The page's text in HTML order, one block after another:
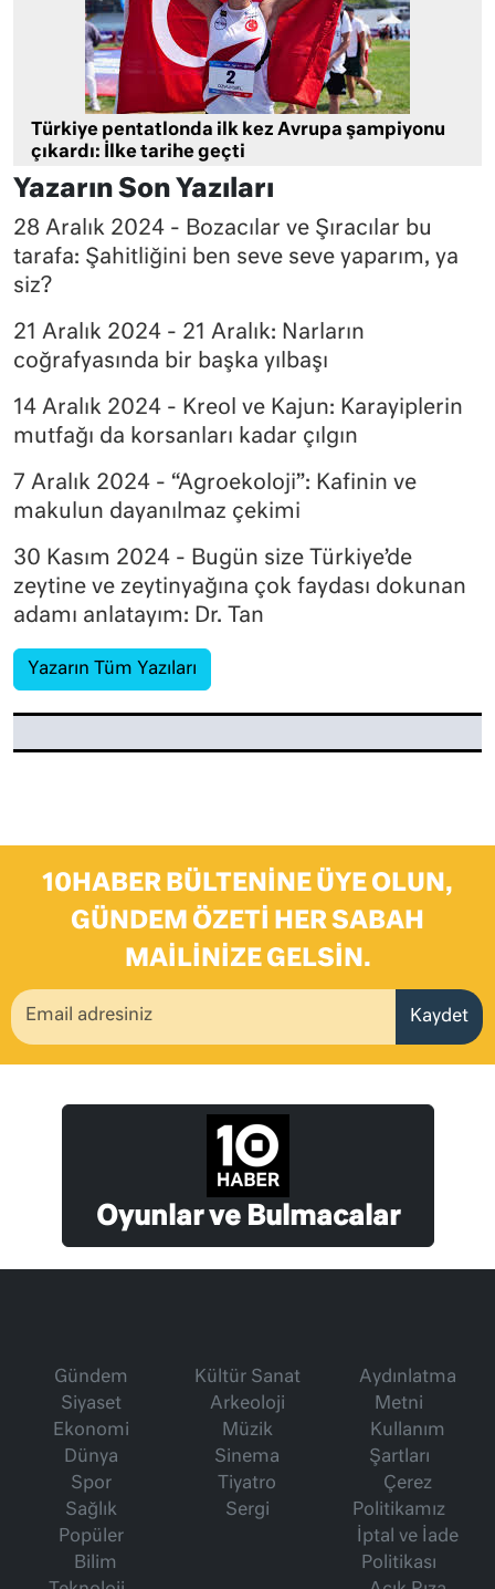
Türkiye pentatlonda ilk kez Avrupa şampiyonu
çıkardı: İlke tarihe geçti
Yazarın Son Yazıları
28 Aralık 2024 - Bozacılar ve Şıracılar bu
tarafa: Şahitliğini ben seve seve yaparım, ya
siz?
21 Aralık 2024 - 21 Aralık: Narların
coğrafyasında bir başka yılbaşı
14 Aralık 2024 - Kreol ve Kajun: Karayiplerin
mutfağı da korsanları kadar çılgın
7 Aralık 2024 - “Agroekoloji”: Kafinin ve
makulun dayanılmaz çekimi
30 Kasım 2024 - Bugün size Türkiye’de
zeytine ve zeytinyağına çok faydası dokunan
adamı anlatayım: Dr. Tan
Yazarın Tüm Yazıları
10HABER BÜLTENINE ÜYE OLUN,
GÜNDEM ÖZETI HER SABAH
MAILINIZE GELSIN.
Kaydet
Oyunlar ve Bulmacalar
Gündem
Siyaset
Ekonomi
Dünya
Spor
Sağlık
Popüler
Bilim
Kültür Sanat
Arkeoloji
Müzik
Sinema
Tiyatro
Sergi
Aydınlatma
Metni
Kullanım
Şartları
Çerez
Politikamız
İptal ve İade
Politikası